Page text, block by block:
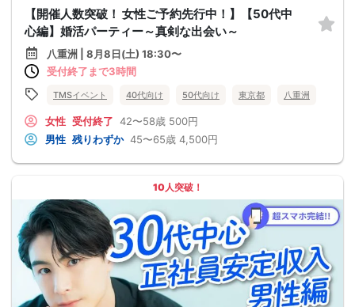
【開催人数突破！ 女性ご予約先行中！】【50代中
心編】婚活パーティー～真剣な出会い～
八重洲 | 8月8日(土) 18:30〜
受付終了まで3時間
TMSイベント 40代向け 50代向け 東京都 八重洲
女性 受付終了 42〜58歳 500円
男性 残りわずか 45〜65歳 4,500円
10人突破！